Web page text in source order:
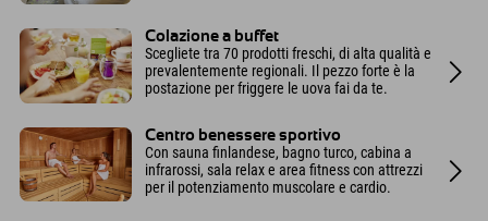
Colazione a buffet
Scegliete tra 70 prodotti freschi, di alta qualità e
prevalentemente regionali. Il pezzo forte è la
postazione per friggere le uova fai da te.
Centro benessere sportivo
Con sauna finlandese, bagno turco, cabina a
infrarossi, sala relax e area fitness con attrezzi
per il potenziamento muscolare e cardio.